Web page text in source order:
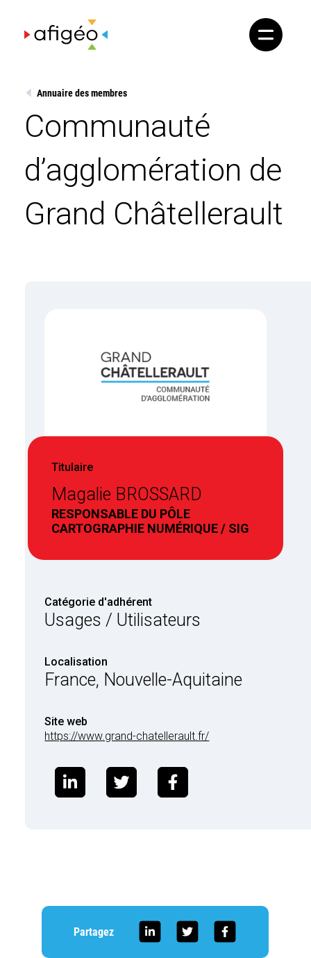
content
Annuaire des membres
Communauté
d’agglomération de
Grand Châtellerault
Titulaire
Magalie BROSSARD
RESPONSABLE DU PÔLE
CARTOGRAPHIE NUMÉRIQUE / SIG
Catégorie d'adhérent
Usages / Utilisateurs
Localisation
France, Nouvelle-Aquitaine
Site web
https://www.grand-chatellerault.fr/
Partagez